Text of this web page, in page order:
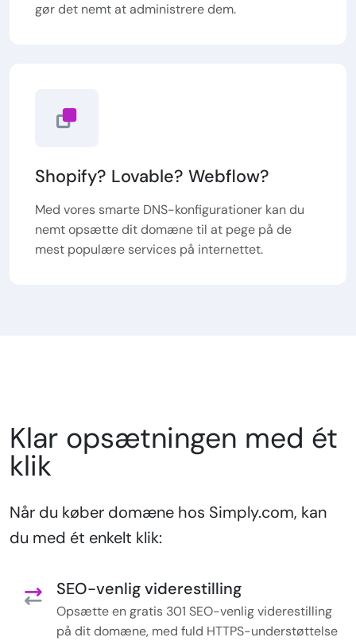
gør det nemt at administrere dem.
Shopify? Lovable? Webflow?
Med vores smarte DNS-konfigurationer kan du
nemt opsætte dit domæne til at pege på de
mest populære services på internettet.
Klar opsætningen med ét
klik
Når du køber domæne hos Simply.com, kan
du med ét enkelt klik:
SEO-venlig viderestilling
Opsætte en gratis 301 SEO-venlig viderestilling
på dit domæne, med fuld HTTPS-understøttelse